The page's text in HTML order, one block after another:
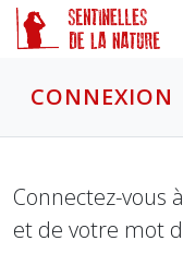
CONNEXION
Connectez-vous
et de votre mot
Panneau de gestion